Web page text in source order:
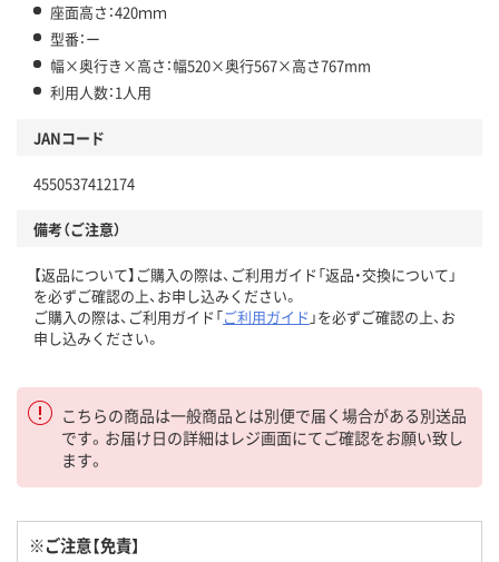
座面高さ：420ｍｍ
型番：ー
幅×奥行き×高さ：幅520×奥行567×高さ767mm
利用人数：1人用
JANコード
4550537412174
備考（ご注意）
【返品について】ご購入の際は、ご利用ガイド「返品・交換について」
を必ずご確認の上、お申し込みください。
ご購入の際は、ご利用ガイド「ご利用ガイド 」を必ずご確認の上、お
申し込みください。
こちらの商品は一般商品とは別便で届く場合がある別送品
です。お届け日の詳細はレジ画面にてご確認をお願い致し
ます。
※ご注意【免責】